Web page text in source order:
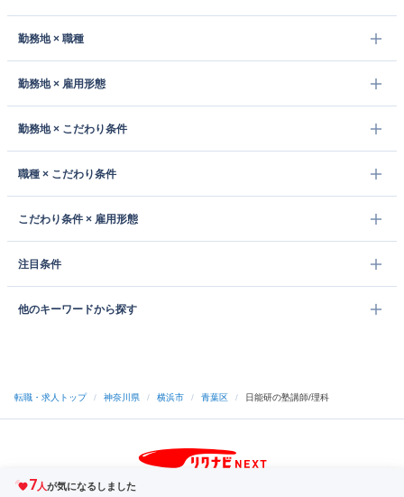
勤務地 × 職種
勤務地 × 雇用形態
勤務地 × こだわり条件
職種 × こだわり条件
こだわり条件 × 雇用形態
注目条件
他のキーワードから探す
7人が気になるしました
転職・求人トップ / 神奈川県 / 横浜市 / 青葉区 / 日能研の塾講師/理科